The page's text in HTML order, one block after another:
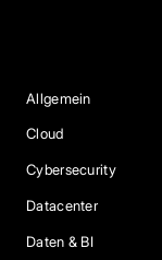
Allgemein
Cloud
Cybersecurity
Datacenter
Daten & BI